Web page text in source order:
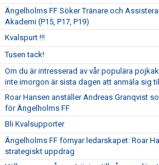
Ängelholms FF Söker Tränare och
Akademi (P15, P17, P19)
Kvalspurt !!!
Tusen tack!
Om du är intresserad av vår populära
inte imorgon är sista dagen att anmäla sig til
Roar Hansen anställer Andreas Granqvist
för Ängelholms FF
Bli Kvalsupporter
Ängelholms FF förnyar ledarskapet: Roar
strategiskt uppdrag